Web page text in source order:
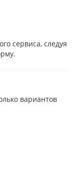
сервиса, следуя
вариантов